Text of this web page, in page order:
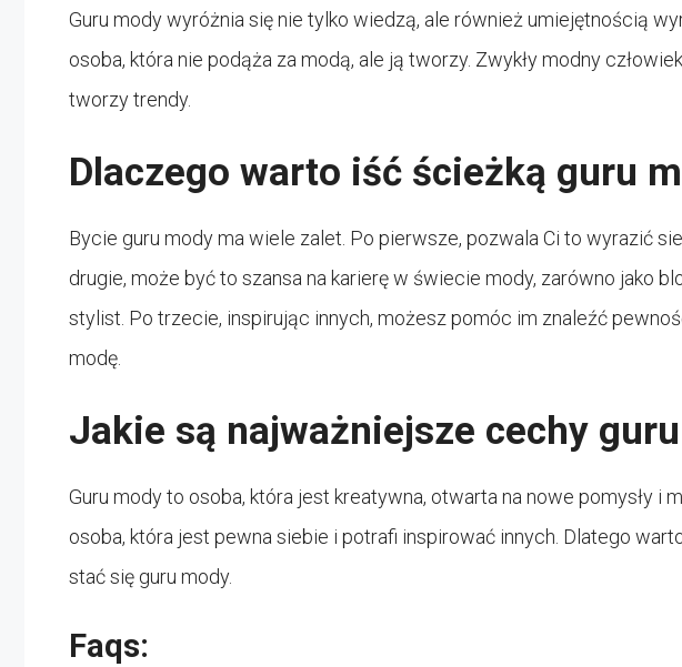
Guru mody wyróżnia się nie tylko wiedzą, ale również umiejętnością
osoba, która nie podąża za modą, ale ją tworzy. Zwykły modny
tworzy trendy.
Dlaczego warto iść ścieżką guru
Bycie guru mody ma wiele zalet. Po pierwsze, pozwala Ci to wyrazić
drugie, może być to szansa na karierę w świecie mody, zarówno jako
stylist. Po trzecie, inspirując innych, możesz pomóc im znaleźć
modę.
Jakie są najważniejsze cechy
Guru mody to osoba, która jest kreatywna, otwarta na nowe pomysły i
osoba, która jest pewna siebie i potrafi inspirować innych. Dlatego
stać się guru mody.
Faqs: